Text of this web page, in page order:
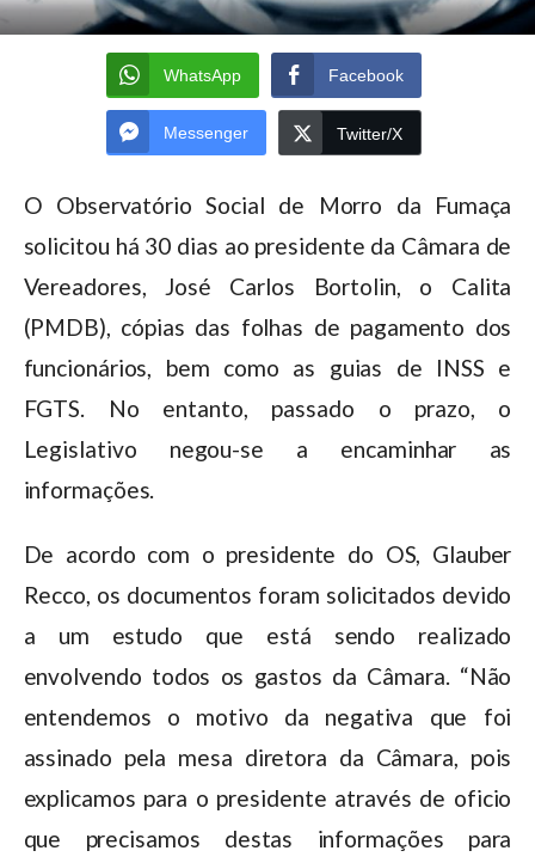
WhatsApp Facebook
Messenger Twitter/X
O Observatório Social de Morro da Fumaça
solicitou há 30 dias ao presidente da Câmara de
Vereadores, José Carlos Bortolin, o Calita
(PMDB), cópias das folhas de pagamento dos
funcionários, bem como as guias de INSS e
FGTS. No entanto, passado o prazo, o
Legislativo negou-se a encaminhar as
informações.
De acordo com o presidente do OS, Glauber
Recco, os documentos foram solicitados devido
a um estudo que está sendo realizado
envolvendo todos os gastos da Câmara. “Não
entendemos o motivo da negativa que foi
assinado pela mesa diretora da Câmara, pois
explicamos para o presidente através de oficio
que precisamos destas informações para